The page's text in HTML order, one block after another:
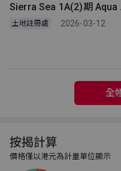
Sierra Sea 1A(2)期 Aqua
土地註冊處
2026-03-12
全
按揭計算
價格僅以港元為計量單位顯示